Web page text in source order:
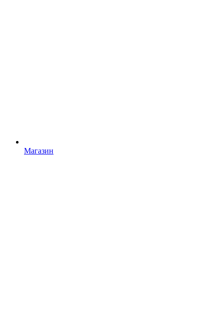
Магазин